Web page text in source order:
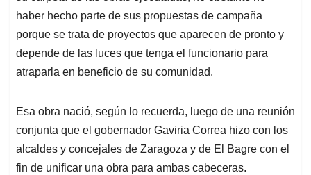
haber hecho parte de sus propuestas de campaña
porque se trata de proyectos que aparecen de pronto y
depende de las luces que tenga el funcionario para
atraparla en beneficio de su comunidad.
Esa obra nació, según lo recuerda, luego de una reunión
conjunta que el gobernador Gaviria Correa hizo con los
alcaldes y concejales de Zaragoza y de El Bagre con el
fin de unificar una obra para ambas cabeceras.